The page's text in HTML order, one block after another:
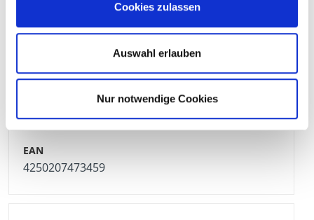
Cookies zulassen
Auswahl erlauben
Nur notwendige Cookies
200011 8,0 x 100 mm PZ 2 100 Pieza
4250207473459